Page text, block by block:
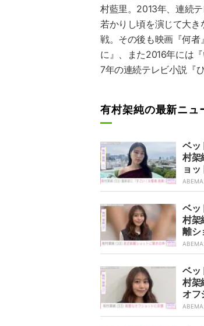
村藍里。2013年、連続
若かりし頃を演じて大
戦。その後も映画『何
に』、また2016年には
7年の連続テレビ小説『
有村架純の最新ニュ
ベッ
村架
ョッ
女優
ない
ABEMA
ベッ
村架
離シ
「え
「別
ABEMA
ベッ
村架
オフ
やさ
ー」
ABEMA